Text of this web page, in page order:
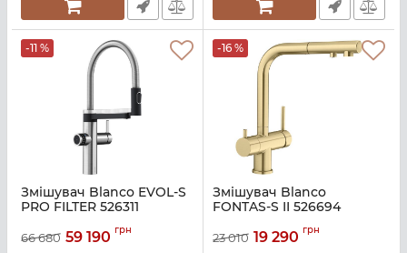
-11 %
Змішувач Blanco EVOL-S
PRO FILTER 526311
66 680 59 190 грн
-16 %
Змішувач Blanco
FONTAS-S II 526694
23 010 19 290 грн